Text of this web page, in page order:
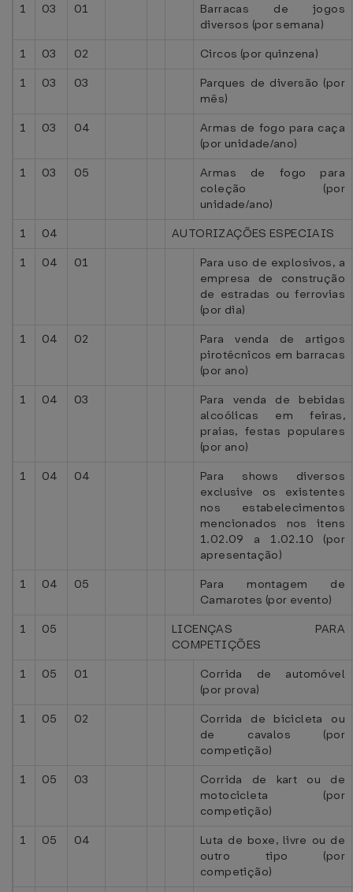
1
03 01
Barracas de jogos
diversos (por semana)
1
03 02
Circos (por quinzena)
1
03 03
Parques de diversão (por
mês)
1
03 04
Armas de fogo para caça
(por unidade/ano)
1
03 05
Armas de fogo para
coleção (por
unidade/ano)
1
04
AUTORIZAÇÕES ESPECIAIS
1
04 01
Para uso de explosivos, a
empresa de construção
de estradas ou ferrovias
(por dia)
1
04 02
Para venda de artigos
pirotécnicos em barracas
(por ano)
1
04 03
Para venda de bebidas
alcoólicas em feiras,
praias, festas populares
(por ano)
1
04 04
Para shows diversos
exclusive os existentes
nos estabelecimentos
mencionados nos itens
1.02.09 a 1.02.10 (por
apresentação)
1
04 05
Para montagem de
Camarotes (por evento)
1
05
LICENÇAS PARA
COMPETIÇÕES
1
05 01
Corrida de automóvel
(por prova)
1
05 02
Corrida de bicicleta ou
de cavalos (por
competição)
1
05 03
Corrida de kart ou de
motocicleta (por
competição)
1
05 04
Luta de boxe, livre ou de
outro tipo (por
competição)